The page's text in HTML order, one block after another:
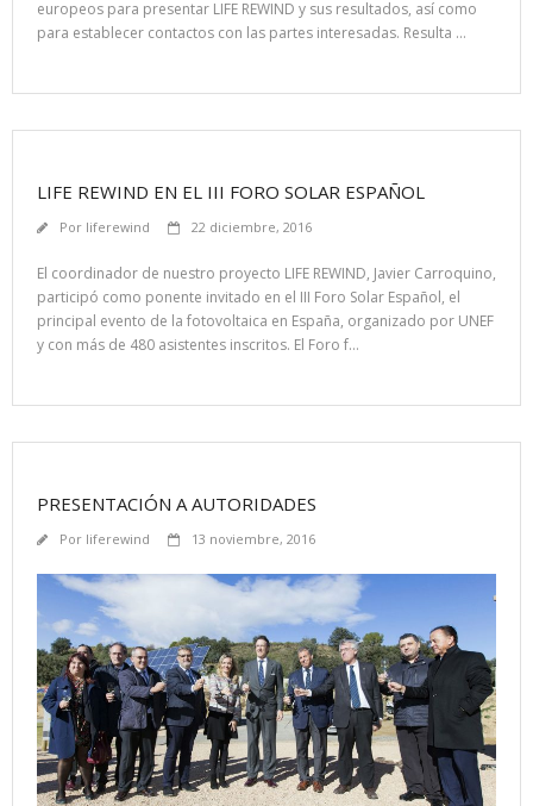
europeos para presentar LIFE REWIND y sus resultados, así como
para establecer contactos con las partes interesadas. Resulta …
LIFE REWIND EN EL III FORO SOLAR ESPAÑOL
Por liferewind 22 diciembre, 2016
El coordinador de nuestro proyecto LIFE REWIND, Javier Carroquino,
participó como ponente invitado en el III Foro Solar Español, el
principal evento de la fotovoltaica en España, organizado por UNEF
y con más de 480 asistentes inscritos. El Foro f…
PRESENTACIÓN A AUTORIDADES
Por liferewind 13 noviembre, 2016